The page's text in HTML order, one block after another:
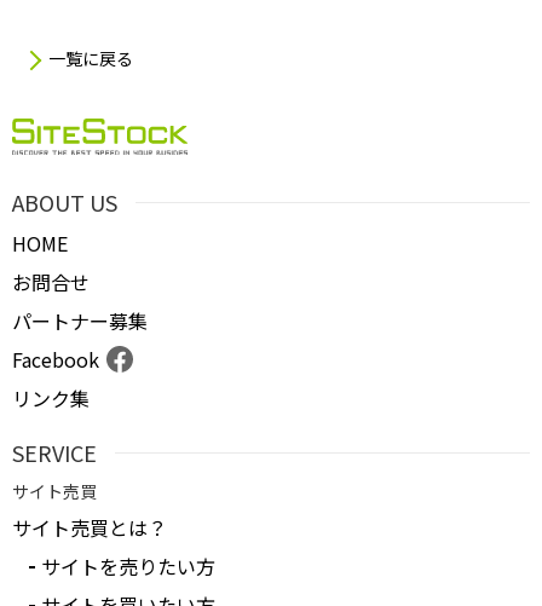
一覧に戻る
ABOUT US
HOME
お問合せ
パートナー募集
Facebook
リンク集
SERVICE
サイト売買
サイト売買とは？
サイトを売りたい方